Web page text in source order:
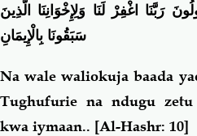
رَبَّنَا اغْفِرْ لَنَا وَلِإِخْوَانِنَا الَّذِينَ
سَبَقُونَا بِالْإِيمَانِ
Na wale waliokuja baada
Tughufurie na ndugu zetu
kwa iymaan.. [Al-Hashr: 10]